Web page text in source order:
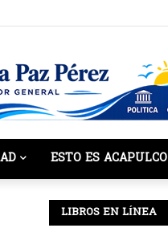
ESTO ES ACAPULCO
LIBROS EN LÍNEA